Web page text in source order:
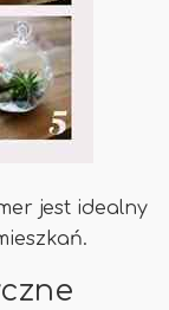
jest idealny